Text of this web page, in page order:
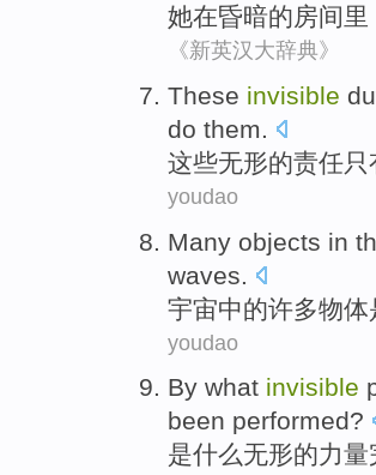
她在昏暗的房间里
《新英汉大辞典》
These invisible
do them.
这些无形的责任只
youdao
Many objects in
waves
宇宙中的许多物体
youdao
By what invisible
been performed?
是什么无形的力量